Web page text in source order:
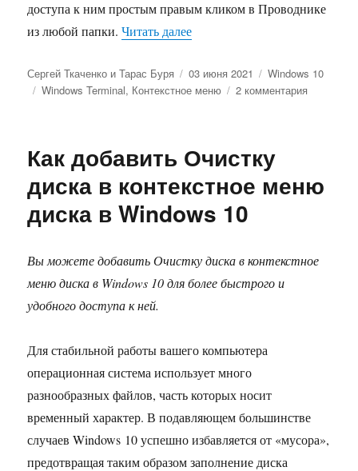
доступа к ним простым правым кликом в Проводнике
из любой папки.Читать далее«Как добавить профили
Автор
Сергей Ткаченко и Тарас Буря Опубликовано
03 июня 2021 Рубрики
Windows 10
Метки
Windows Terminal, Контекстное меню 2 комментария
Terminal
Windows
Как добавить Очистку
диска в контекстное меню
диска в Windows 10
Вы можете добавить Очистку диска в контекстное
меню диска в Windows 10 для более быстрого и
удобного доступа к ней.
Для стабильной работы вашего компьютера
операционная система использует много
разнообразных файлов, часть которых носит
временный характер. В подавляющем большинстве
случаев Windows 10 успешно избавляется от «мусора»,
предотвращая таким образом заполнение диска